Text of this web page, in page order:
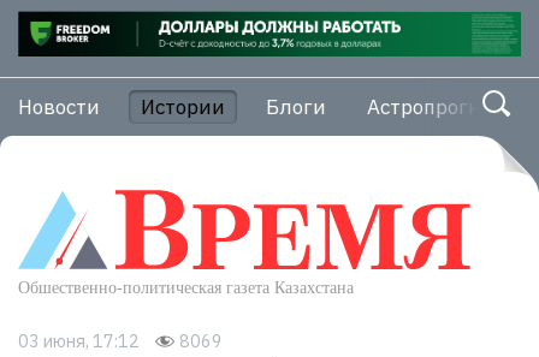
Новости Истории Блоги Астропрогноз
03 июня, 17:12 8069